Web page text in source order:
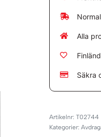
Alla
Säkra
T02744
Kategorier: